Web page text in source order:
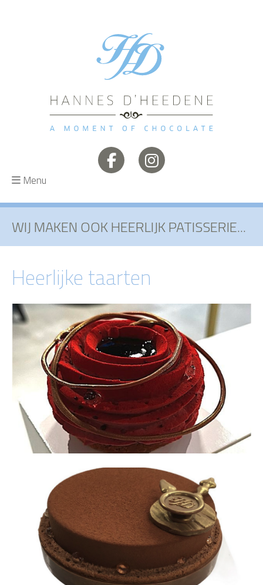
Menu
WIJ MAKEN OOK HEERLIJK PATISSERIE...
Heerlijke taarten